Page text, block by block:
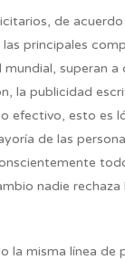
de
principales
mundial, superan
la publicidad
efectivo, esto es
de las
nadie rechaza
la misma línea de